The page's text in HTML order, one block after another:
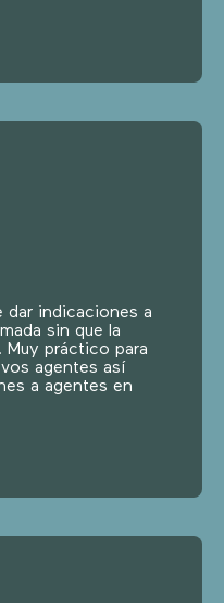
dar indicaciones a
sin que la
práctico para
agentes así
a agentes en